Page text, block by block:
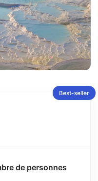
Best-seller
de personnes